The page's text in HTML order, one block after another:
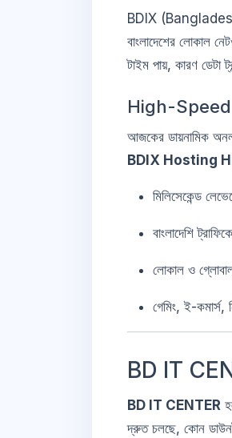
BDIX (Bangladesh
বাংলাদেশের লোকাল
টাইম পায়, কারণ ডেটা
High-Speed
আজকের ডায়নামিক
BDIX Hosting
মিলিসেকেন্ড
বাংলাদেশি
লোকাল ও গ্লোবাল
গেমিং, ই-
BD IT
BD IT CENTER
দ্রুত চলছে, কোন